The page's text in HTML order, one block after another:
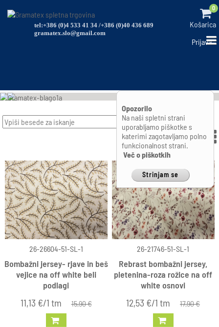
Opozorilo
Na naši spletni strani
uporabljamo piškotke s
katerimi zagotavljamo polno
funkcionalnost strani.
Več o piškotkih
Strinjam se
tel:+386 (0)4 533 41 34 /+386 (0)40 436 689
gramatex.slo@gmail.com
Košarica
0
Prijava
Išči
26-26604-51-SL-1
Bombažni jersey- rjave in beš
vejice na off white beli
podlagi
11,13 €/1 tm 15,90 €
26-21746-51-SL-1
Rebrast bombažni jersey,
pletenina-roza rožice na off
white osnovi
12,53 €/1 tm 17,90 €